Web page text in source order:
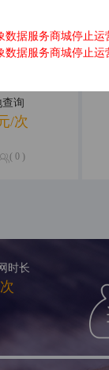
数据服务商城停止运
数据服务商城停止运
询
/次
( 0 )
时长